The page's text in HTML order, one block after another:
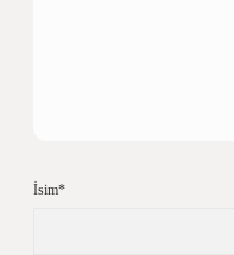
İsim*